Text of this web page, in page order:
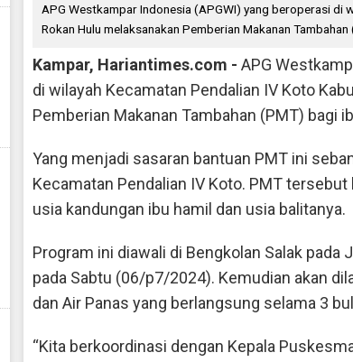
APG Westkampar Indonesia (APGWI) yang beroperasi di
Rokan Hulu melaksanakan Pemberian Makanan
Kampar, Hariantimes.com - APG
di wilayah Kecamatan Pendalian IV Koto
Pemberian Makanan Tambahan (PMT) bagi
Yang menjadi sasaran bantuan PMT ini
Kecamatan Pendalian IV Koto. PMT
usia kandungan ibu hamil dan usia balitanya.
Program ini diawali di Bengkolan Salak
pada Sabtu (06/p7/2024). Kemudian akan
dan Air Panas yang berlangsung selama 3
“Kita berkoordinasi dengan Kepala